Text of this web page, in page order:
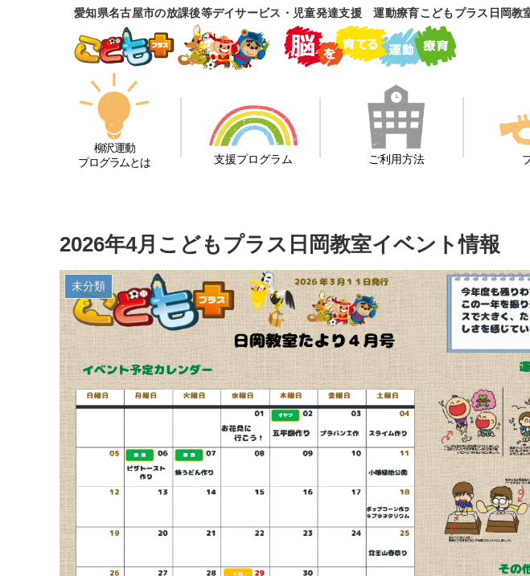
愛知県名古屋市の放課後等デイサービス・児童発達支援 運動療育こどもプラス日岡教
柳沢運動
プログラムとは
支援プログラム ご利用方法
2026年4月こどもプラス日岡教室イベント情報
未分類